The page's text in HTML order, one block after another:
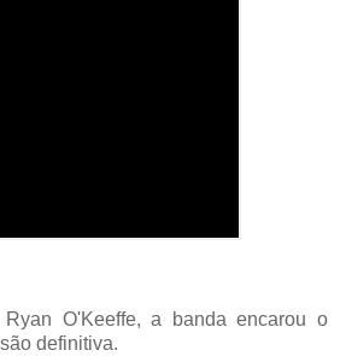
O'Keeffe, a banda encarou o
definitiva.